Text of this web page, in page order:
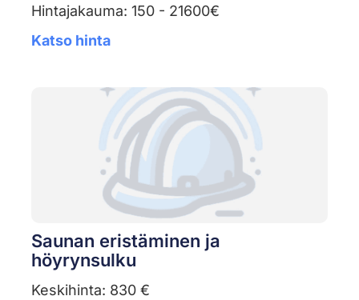
Hintajakauma: 150 - 21600€
Katso hinta
Saunan eristäminen ja
höyrynsulku
Keskihinta: 830 €